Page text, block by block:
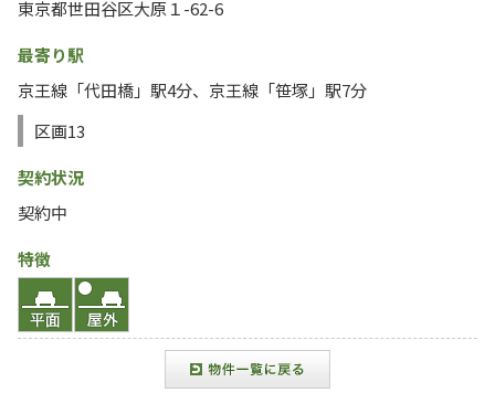
東京都世田谷区大原１-62-6
最寄り駅
京王線「代田橋」駅4分、京王線「笹塚」駅7分
区画13
契約状況
契約中
特徴